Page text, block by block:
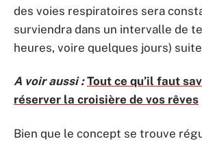
des voies respiratoires sera
surviendra dans un intervalle de
heures, voire quelques jours)
A voir aussi : Tout ce qu’il faut
réserver la croisière de vos rêves
Bien que le concept se trouve